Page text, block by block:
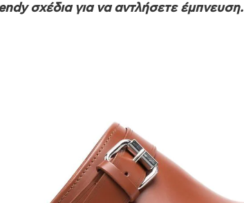
σχέδια για να αντλήσετε έμπνευση.